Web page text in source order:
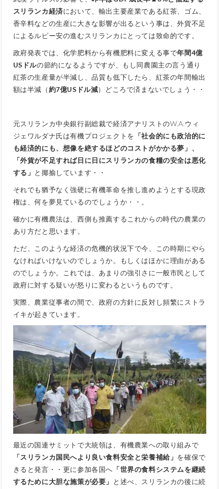
スリランカ経済において、輸出主要産業である紅茶、ゴム、
香辛料などの生産に大きな影響が出るという事は、外貨不足
によるルピー安の進むスリランカにとっては致命的です。
政府発表では、化学肥料から有機肥料に変える事で年間4億
USドルの節約になるようですが、もし同農園主の言う通り
紅茶の生産量が半減し、品質も低下したら、紅茶の年間輸出
額は半減（約7億USドル減）どころで済まないでしょう・・
元スリランカ中央銀行副総裁で経済アナリストのW.A.ウィ
ジェワルダナ氏は有機プロジェクトを 「社会的にも政治的に
も経済的にも、想像を絶するほどのコストがかかる夢」、
「外貨が不足すれば日に日にスリランカの食糧の安全は悪化
する」 と揶揄しています・・
それでも猶予なく強硬に有機革命を推し進めようとする現政
権は、何を夢見ているのでしょうか・・。
確かに有機農法は、西側も推薦するこれからの時代の農業の
あり方だと思います。
ただ、このような経済の危機的状況下で今、この時期にやら
なければいけないのでしょうか。もしくはほかに理由がある
のでしょうか。これでは、あまりの強引さに一般市民として
政府に対する疑いが怒りに変わるというものです。
実際、農業従事者の間で、政府の方針に反対し頻繁にストラ
イキが起きています。
最近の国連サミットで大統領は、有機農業への取り組みで
「スリランカ国民へより良い食料安全と栄養補給」 を確保で
きると発言・・更に参加各国へ 「世界の食料システムを継続
するために大胆な施策が必要」 と述べ、スリランカの後に続